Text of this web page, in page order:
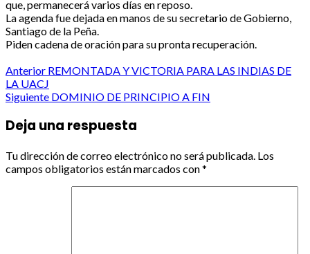
que, permanecerá varios días en reposo.
La agenda fue dejada en manos de su secretario de Gobierno,
Santiago de la Peña.
Piden cadena de oración para su pronta recuperación.
Post
navigation
Anterior REMONTADA Y VICTORIA PARA LAS INDIAS DE
LA UACJ
Siguiente DOMINIO DE PRINCIPIO A FIN
Deja una respuesta
Tu dirección de correo electrónico no será publicada. Los
campos obligatorios están marcados con*